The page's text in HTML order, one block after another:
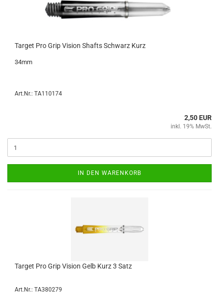
Tar­get Pro Grip Vi­si­on Shafts Schwarz Kurz
34mm
Art.Nr.: TA110174
2,50 EUR
inkl. 19% MwSt.
IN DEN WARENKORB
Tar­get Pro Grip Vi­si­on Gelb Kurz 3 Satz
Art.Nr.: TA380279